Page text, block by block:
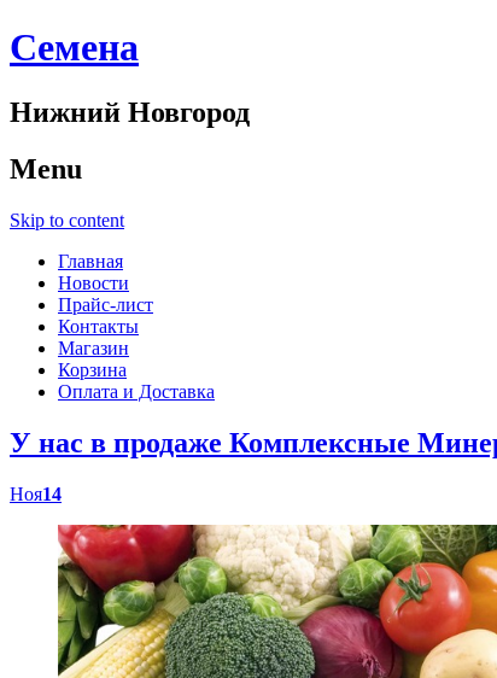
Cемена
Нижний Новгород
Menu
Skip to content
Главная
Новости
Прайс-лист
Контакты
Магазин
Корзина
Оплата и Доставка
У нас в продаже Комплексные
Ноя14